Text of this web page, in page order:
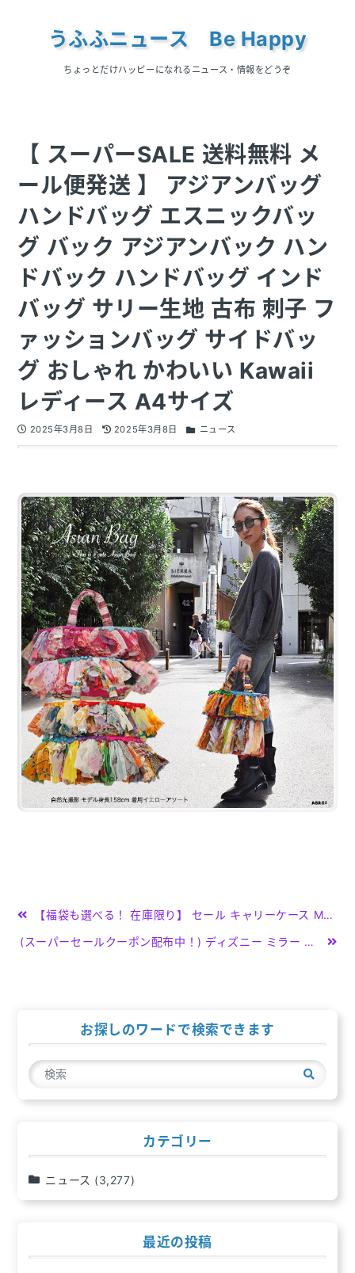
うふふニュース Be Happy
ちょっとだけハッピーになれるニュース・情報をどうぞ
【 スーパーSALE 送料無料 メ
ール便発送 】 アジアンバッグ
ハンドバッグ エスニックバッ
グ バック アジアンバック ハン
ドバック ハンドバッグ インド
バッグ サリー生地 古布 刺子 フ
ァッションバッグ サイドバッ
グ おしゃれ かわいい Kawaii
レディース A4サイズ
2025年3月8日 2025年3月8日 ニュース
投
稿
ー
シ
ョ
【福袋も選べる！ 在庫限り】 セール キャリーケース M SS [BASILO公式]キルト風 スーツケース BASILO-012 機内持ち込み可 キャリーバッグ Mサイズ SSサイズ レディース 小学生 中学生 高校生 軽量 超軽量 人気 おしゃれ かわいい≫ 旅行バッグ TSAロック
(スーパーセールクーポン配布中！) ディズニー ミラー ステッカー シール 手鏡 スマホアクセサリー OSHIRI KAWAII スライドミラー 携帯 スマホ 人気 かわいい キャラクター ミッキー コスメ 雑貨 グッズ ミニー プーさん オシャレキャット 鏡 おしゃれ 小物
お探しのワードで検索できます
検
索
カテゴリー
ニュース (3,277)
最近の投稿